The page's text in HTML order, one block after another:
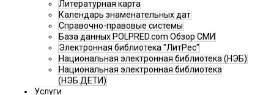
Литературная карта
Календарь знаменательных дат
Справочно-правовые системы
База данных POLPRED.com Обзор СМИ
Электронная библиотека "ЛитРес"
Национальная электронная библиотека (НЭБ)
Национальная электронная библиотека
(НЭБ.ДЕТИ)
Услуги